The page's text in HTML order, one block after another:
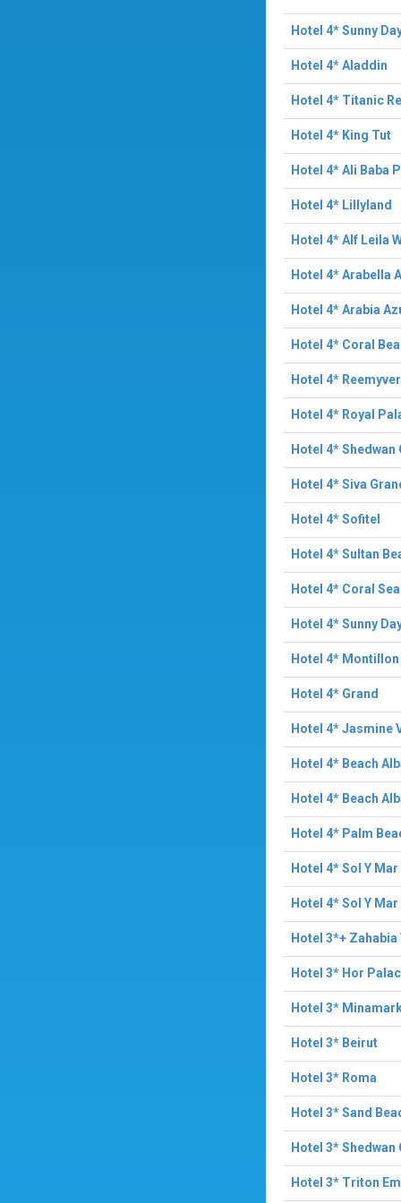
Hotel 4* Sunny
Hotel 4* Aladdin
Hotel 4* Titanic
Hotel 4* King Tut
Hotel 4* Ali Baba
Hotel 4* Lillyland
Hotel 4* Alf Leila
Hotel 4* Arabella
Hotel 4* Arabia
Hotel 4* Coral
Hotel 4*
Hotel 4* Royal
Hotel 4* Shedwan
Hotel 4* Siva
Hotel 4* Sofitel
Hotel 4* Sultan
Hotel 4* Coral Sea
Hotel 4* Sunny
Hotel 4*
Hotel 4* Grand
Hotel 4* Jasmine
Hotel 4* Beach
Hotel 4* Beach
Hotel 4* Palm
Hotel 4* Sol Y
Hotel 4* Sol Y
Hotel 3*+
Hotel 3* Hor
Hotel 3*
Hotel 3* Beirut
Hotel 3* Roma
Hotel 3* Sand
Hotel 3* Shedwan
Hotel 3* Triton